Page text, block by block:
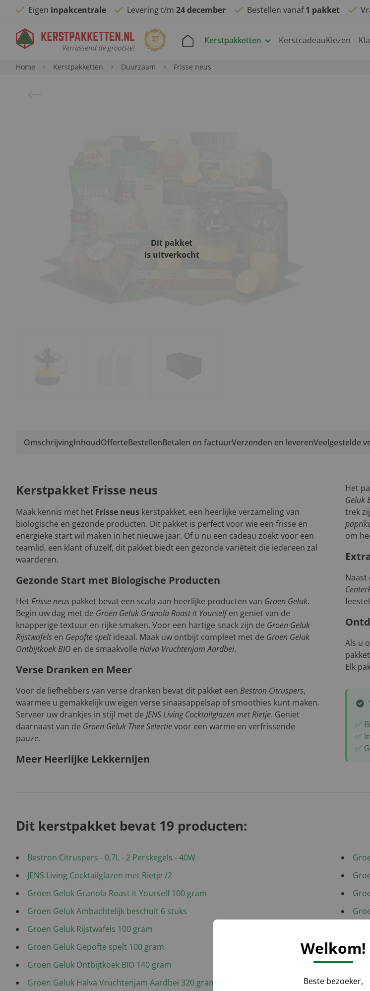
Eigen inpakcentrale Levering t/m24 december Bestellen vanaf1 pakket
Kerstpakketten KerstcadeauKiezen
Home Kerstpakketten Duurzaam Frisse neus
Dit pakket
is uitverkocht
OmschrijvingInhoudOfferteBestellenBetalen en factuurVerzenden en leverenVeelgestelde
Kerstpakket Frisse neus
Maak kennis met het Frisse neus kerstpakket, een heerlijke verzameling van
biologische en gezonde producten. Dit pakket is perfect voor wie een frisse en
energieke start wil maken in het nieuwe jaar. Of u nu een cadeau zoekt voor een
teamlid, een klant of uzelf, dit pakket biedt een gezonde variëteit die iedereen zal
waarderen.
Gezonde Start met Biologische Producten
HetFrisse neus pakket bevat een scala aan heerlijke producten van Groen Geluk.
Begin uw dag met de Groen Geluk Granola Roast it Yourselfen geniet van de
knapperige textuur en rijke smaken. Voor een hartige snack zijn de Groen Geluk
Rijstwafels en Gepofte speltideaal. Maak uw ontbijt compleet met de Groen Geluk
Ontbijtkoek BIO en de smaakvolle Halva Vruchtenjam Aardbei.
Verse Dranken en Meer
Voor de liefhebbers van verse dranken bevat dit pakket een Bestron Citruspers,
waarmee u gemakkelijk uw eigen verse sinaasappelsap of smoothies kunt maken.
Serveer uw drankjes in stijl met de JENS Living Cocktailglazen met Rietje. Geniet
daarnaast van de Groen Geluk Thee Selectievoor een warme en verfrissende
pauze.
Meer Heerlijke Lekkernijen
Het
Geluk
trek
om
Naast
Als u
Elk
✅
✅
✅
Dit kerstpakket bevat 19 producten:
Bestron Citruspers - 0,7L - 2 Perskegels - 40W
JENS Living Cocktailglazen met Rietje /2
Groen Geluk Granola Roast it Yourself 100 gram
Groen Geluk Ambachtelijk beschuit 6 stuks
Groen Geluk Rijstwafels 100 gram
Groen Geluk Gepofte spelt 100 gram
Groen Geluk Ontbijtkoek BIO 140 gram
Groen Geluk Halva Vruchtenjam Aardbei 320 gram
Welkom!
Beste bezoeker,